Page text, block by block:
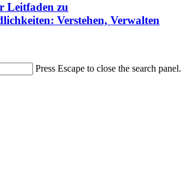
Leitfaden zu
Verstehen, Verwalten
Press Escape to close the search panel.